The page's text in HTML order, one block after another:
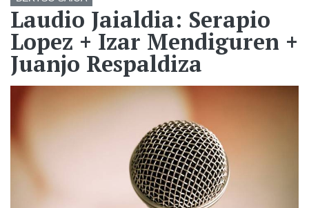
Laudio Jaialdia: Serapio
Lopez + Izar Mendiguren +
Juanjo Respaldiza